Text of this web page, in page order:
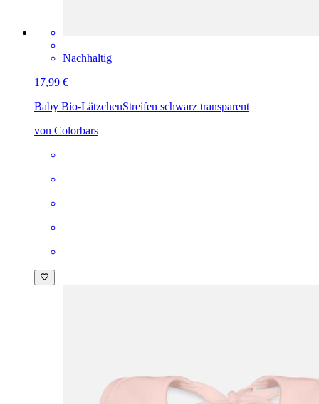
Nachhaltig
17,99 €
Baby Bio-LätzchenStreifen schwarz transparent
von Colorbars